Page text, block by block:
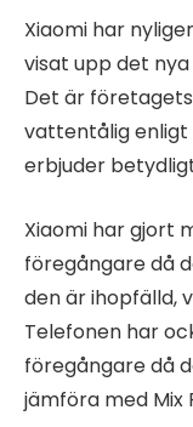
Xiaomi har
visat upp det
Det är
vattentålig enligt
erbjuder
Xiaomi har gjort
föregångare då
den är ihopfälld,
Telefonen har
föregångare då
jämföra med Mix